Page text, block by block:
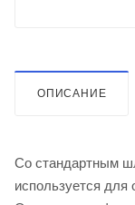
ОПИСАНИЕ
Со стандартным
используется для